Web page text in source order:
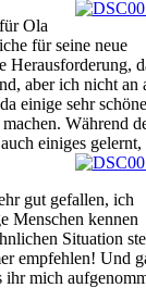
Ola
für seine neue
Herausforderung,
aber ich nicht an
einige sehr
Während
einiges gelernt,
gut gefallen, ich
Menschen kennen
Situation
empfehlen! Und
ihr mich